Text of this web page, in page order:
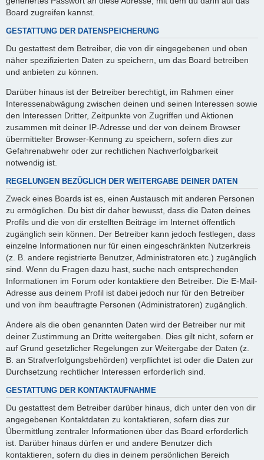
Board zugreifen kannst.
GESTATTUNG DER DATENSPEICHERUNG
Du gestattest dem Betreiber, die von dir eingegebenen und oben
näher spezifizierten Daten zu speichern, um das Board betreiben
und anbieten zu können.
Darüber hinaus ist der Betreiber berechtigt, im Rahmen einer
Interessenabwägung zwischen deinen und seinen Interessen sowie
den Interessen Dritter, Zeitpunkte von Zugriffen und Aktionen
zusammen mit deiner IP-Adresse und der von deinem Browser
übermittelter Browser-Kennung zu speichern, sofern dies zur
Gefahrenabwehr oder zur rechtlichen Nachverfolgbarkeit
notwendig ist.
REGELUNGEN BEZÜGLICH DER WEITERGABE DEINER DATEN
Zweck eines Boards ist es, einen Austausch mit anderen Personen
zu ermöglichen. Du bist dir daher bewusst, dass die Daten deines
Profils und die von dir erstellten Beiträge im Internet öffentlich
zugänglich sein können. Der Betreiber kann jedoch festlegen, dass
einzelne Informationen nur für einen eingeschränkten Nutzerkreis
(z. B. andere registrierte Benutzer, Administratoren etc.) zugänglich
sind. Wenn du Fragen dazu hast, suche nach entsprechenden
Informationen im Forum oder kontaktiere den Betreiber. Die E-Mail-
Adresse aus deinem Profil ist dabei jedoch nur für den Betreiber
und von ihm beauftragte Personen (Administratoren) zugänglich.
Andere als die oben genannten Daten wird der Betreiber nur mit
deiner Zustimmung an Dritte weitergeben. Dies gilt nicht, sofern er
auf Grund gesetzlicher Regelungen zur Weitergabe der Daten (z.
B. an Strafverfolgungsbehörden) verpflichtet ist oder die Daten zur
Durchsetzung rechtlicher Interessen erforderlich sind.
GESTATTUNG DER KONTAKTAUFNAHME
Du gestattest dem Betreiber darüber hinaus, dich unter den von dir
angegebenen Kontaktdaten zu kontaktieren, sofern dies zur
Übermittlung zentraler Informationen über das Board erforderlich
ist. Darüber hinaus dürfen er und andere Benutzer dich
kontaktieren, sofern du dies in deinem persönlichen Bereich